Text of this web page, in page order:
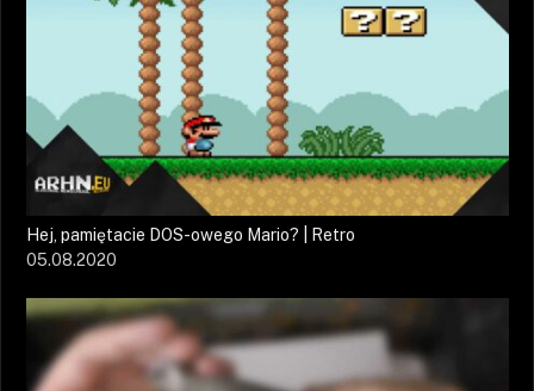
Hej, pamiętacie DOS-owego Mario? | Retro
05.08.2020